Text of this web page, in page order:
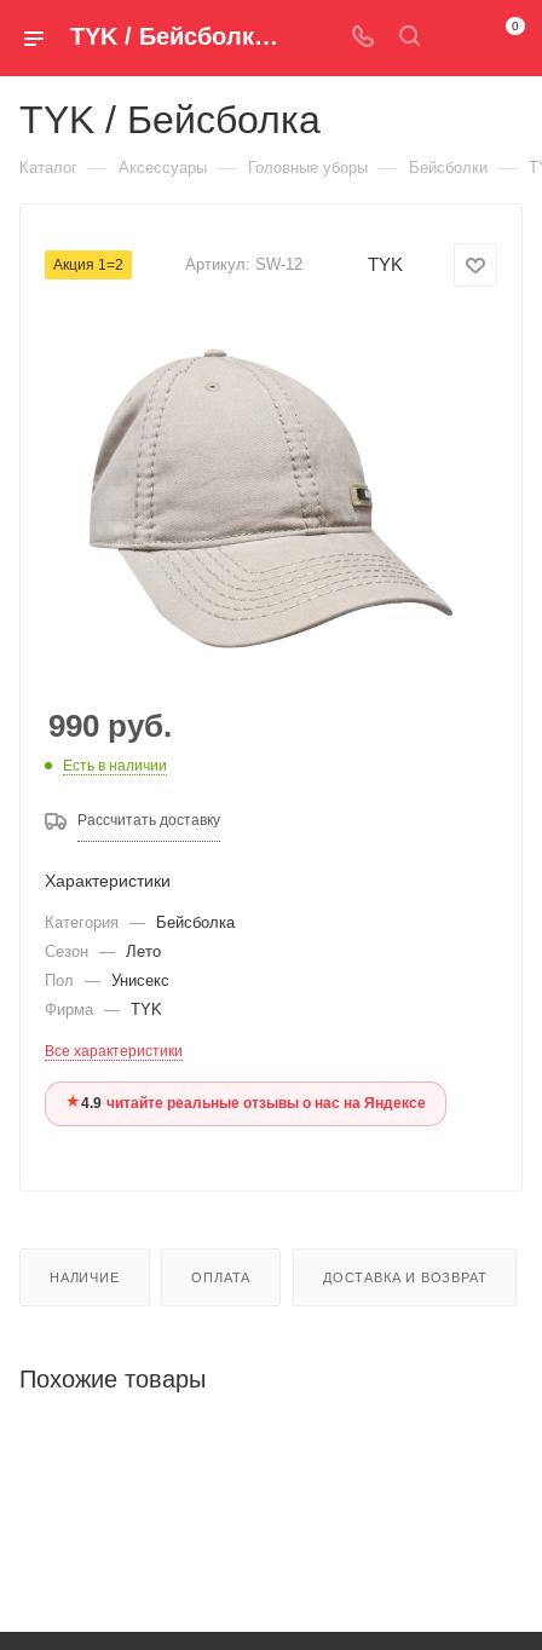
TYK / Бейсболка SW-12 — купить за 990 руб. ₽ в Spm-Shop.ru | Хумтто.РФ - Спорт+Мода 0
TYK / Бейсболка
Каталог — Аксессуары — Головные уборы — Бейсболки —
Акция 1=2 Артикул: SW-12 TYK
990 руб.
Есть в наличии
Рассчитать доставку
Характеристики
Категория —
Бейсболка
Сезон —
Лето
Пол
— Унисекс
Фирма — TYK
Все характеристики
★4.9·читайте реальные отзывы о нас на Яндексе
НАЛИЧИЕ ОПЛАТА ДОСТАВКА И ВОЗВРАТ
Похожие товары